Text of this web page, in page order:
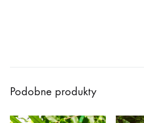
Podobne produkty